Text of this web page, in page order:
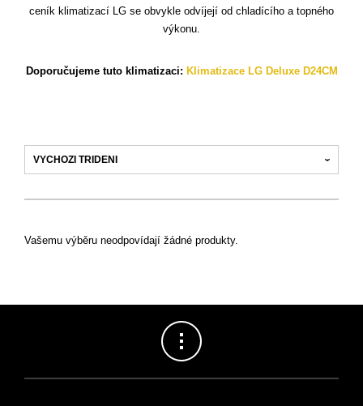
ceník klimatizací LG se obvykle odvíjejí od chladícího a topného
výkonu.
Doporučujeme tuto klimatizaci: Klimatizace LG Deluxe D24CM
Vašemu výběru neodpovídají žádné produkty.